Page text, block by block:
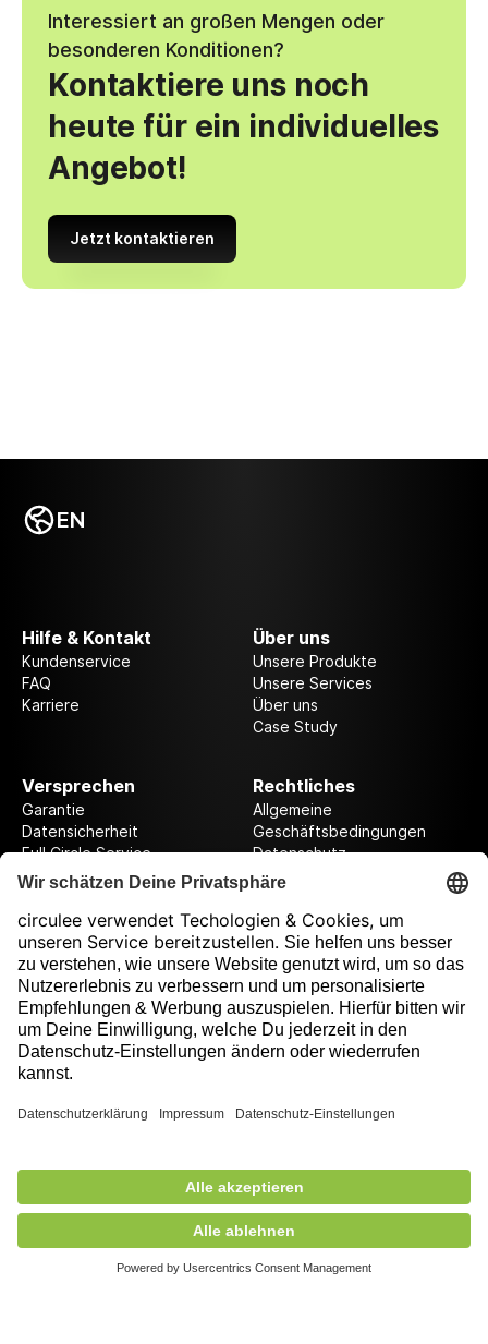
5,90 €
Nicht auf Lager
Interessiert an großen Mengen oder
besonderen Konditionen?
Kontaktiere uns noch
heute für ein individuelles
Angebot!
Jetzt kontaktieren
EN
Hilfe & Kontakt
Kundenservice
FAQ
Karriere
Über uns
Unsere Produkte
Unsere Services
Über uns
Case Study
Versprechen
Garantie
Datensicherheit
Full Circle Service
Rechtliches
Allgemeine
Geschäftsbedingungen
Datenschutz
Datenschutzeinstellungen
Folge uns auf unserer Reise!
Ausgezeichnet durch